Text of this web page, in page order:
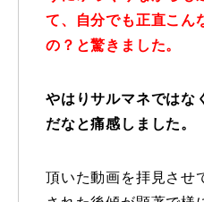
レッスン内容について
お申し込みについて
動画で学ぶ
て、
自分でも正直こん
の？と驚きました。
やはりサルマネではな
だなと痛感しました。
頂いた動画を拝見させ